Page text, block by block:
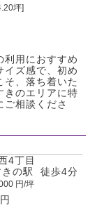
坪]
利用におすすめ
イズ感で、初め
そ、落ち着いた
きのエリアに特
相談くださ
4丁目
きの駅 徒歩4分
円/坪